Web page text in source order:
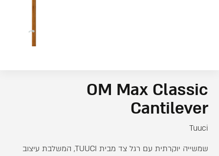
OM Max Classic
Cantilever
Tuuci
שמשייה יוקרתית עם רגל צד מבית TUUCI, המשלבת עיצוב